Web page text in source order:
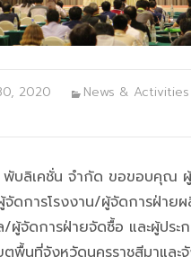
2020
News & Activities
พับลิเคชั่น จำกัด ขอขอบคุณ
จัดการโรงงาน/ผู้จัดการฝ่าย
ผู้จัดการฝ่ายจัดซื้อ และผู้ประ
ตพื้นที่จังหวัดนครราชสีมาและ